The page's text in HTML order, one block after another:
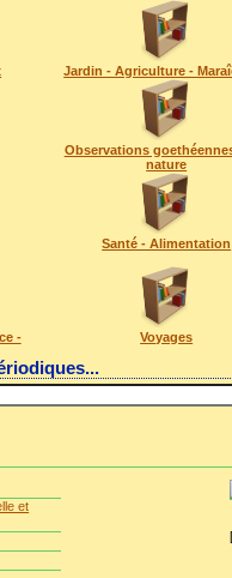
Jardin - Agriculture -
Observations
nature
Santé - Alimentation
-
Voyages
et